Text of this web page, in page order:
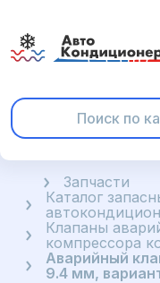
ГлавнаяЗапчасти
Каталог
Клапаны
компрессора
Аварийный
9.4 мм,